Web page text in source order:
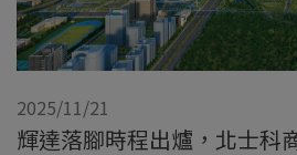
2025/11/21
輝達落腳時程出爐，北士科